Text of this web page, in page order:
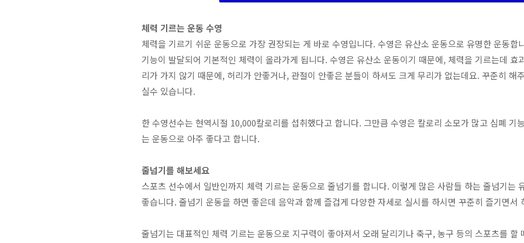
체력 기르는 운동 수영
체력을 기르기 쉬운 운동으로 가장 권장되는 게 바로 수영입니다. 수영은 유산소 운동으로 유명한 운동합
기능이 발달되어 기본적인 체력이 올라가게 됩니다. 수영은 유산소 운동이기 때문에, 체력을 기르는데 효
리가 가지 않기 때문에, 허리가 안좋거나, 관절이 안좋은 분들이 하셔도 크게 무리가 없는데요. 꾸준히 해
실수 있습니다.
한 수영선수는 현역시절 10,000칼로리를 섭취했다고 합니다. 그만큼 수영은 칼로리 소모가 많고 심폐 기
는 운동으로 아주 좋다고 합니다.
줄넘기를 해보세요
스포츠 선수에서 일반인까지 체력 기르는 운동으로 줄넘기를 합니다. 이렇게 많은 사람들 하는 줄넘기는
좋습니다. 줄넘기 운동을 하면 좋은데 음악과 함께 즐겁게 다양한 자세로 실시를 하시면 꾸준히 즐기면서
줄넘기는 대표적인 체력 기르는 운동으로 지구력이 좋아져서 오래 달리기나 축구, 농구 등의 스포츠를 할